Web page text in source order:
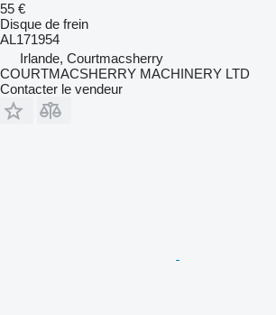
55 €
Disque de frein
AL171954
Irlande, Courtmacsherry
COURTMACSHERRY MACHINERY LTD
Contacter le vendeur